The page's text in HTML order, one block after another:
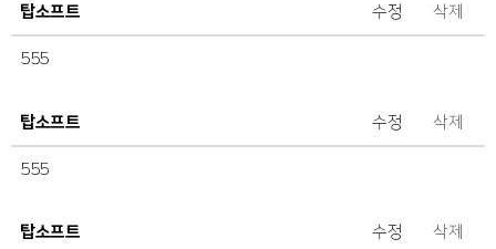
탑소프트 수정 삭제
555
탑소프트 수정 삭제
555
탑소프트 수정 삭제